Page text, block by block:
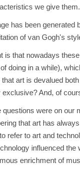
we give them.
has been generated
of van Gogh's
is that nowadays
doing in a while),
that art is devalued
exclusive? And, of
questions were on our
that art has
refer to art and
influenced
enrichment of